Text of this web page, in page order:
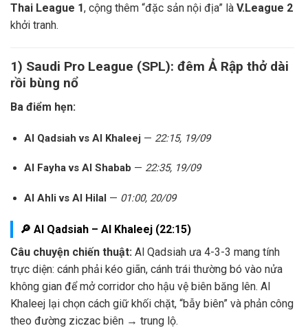
Thai League 1, cộng thêm “đặc sản nội địa” là V.League 2
khởi tranh.
1) Saudi Pro League (SPL): đêm Ả Rập thở dài
rồi bùng nổ
Ba điểm hẹn:
Al Qadsiah vs Al Khaleej — 22:15, 19/09
Al Fayha vs Al Shabab — 22:35, 19/09
Al Ahli vs Al Hilal — 01:00, 20/09
🔎 Al Qadsiah – Al Khaleej (22:15)
Câu chuyện chiến thuật: Al Qadsiah ưa 4-3-3 mang tính
trực diện: cánh phải kéo giãn, cánh trái thường bó vào nửa
không gian để mở corridor cho hậu vệ biên băng lên. Al
Khaleej lại chọn cách giữ khối chặt, “bẫy biên” và phản công
theo đường ziczac biên → trung lộ.